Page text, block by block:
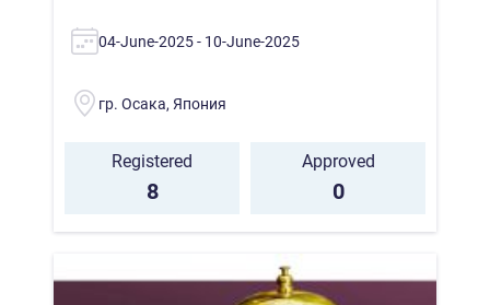
04-June-2025 - 10-June-2025
гр. Осака, Япония
Registered
8
Approved
0